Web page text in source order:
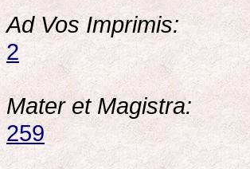
Ad Vos Imprimis:
2
Mater et Magistra:
259